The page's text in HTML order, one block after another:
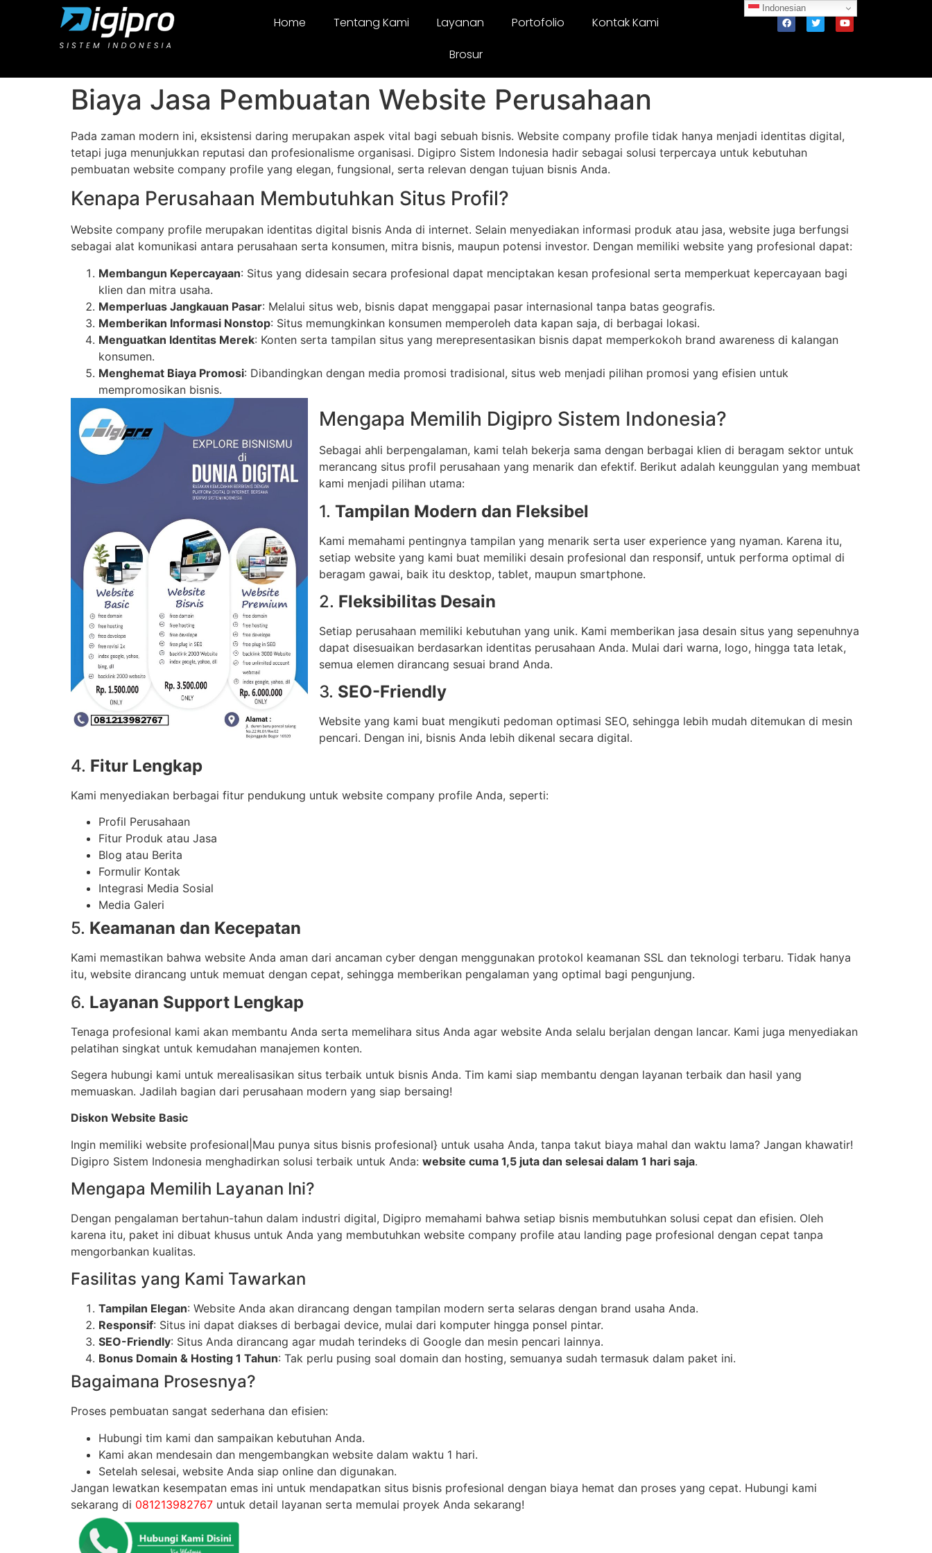
Home Tentang Kami Layanan Portofolio
Kontak Kami
Brosur
Biaya Jasa Pembuatan Website Perusahaan
Pada zaman modern ini, eksistensi daring merupakan aspek vital bagi sebuah bisnis. Website company profile tidak hanya menjadi identitas digital,
tetapi juga menunjukkan reputasi dan profesionalisme organisasi. Digipro Sistem Indonesia hadir sebagai solusi terpercaya untuk kebutuhan
pembuatan website company profile yang elegan, fungsional, serta relevan dengan tujuan bisnis Anda.
Kenapa Perusahaan Membutuhkan Situs Profil?
Website company profile merupakan identitas digital bisnis Anda di internet. Selain menyediakan informasi produk atau jasa, website juga berfungsi
sebagai alat komunikasi antara perusahaan serta konsumen, mitra bisnis, maupun potensi investor. Dengan memiliki website yang profesional dapat:
Membangun Kepercayaan: Situs yang didesain secara profesional dapat menciptakan kesan profesional serta memperkuat kepercayaan bagi
klien dan mitra usaha.
Memperluas Jangkauan Pasar: Melalui situs web, bisnis dapat menggapai pasar internasional tanpa batas geografis.
Memberikan Informasi Nonstop: Situs memungkinkan konsumen memperoleh data kapan saja, di berbagai lokasi.
Menguatkan Identitas Merek: Konten serta tampilan situs yang merepresentasikan bisnis dapat memperkokoh brand awareness di kalangan
konsumen.
Menghemat Biaya Promosi: Dibandingkan dengan media promosi tradisional, situs web menjadi pilihan promosi yang efisien untuk
mempromosikan bisnis.
Mengapa Memilih Digipro Sistem Indonesia?
Sebagai ahli berpengalaman, kami telah bekerja sama dengan berbagai klien di beragam sektor untuk
merancang situs profil perusahaan yang menarik dan efektif. Berikut adalah keunggulan yang membuat
kami menjadi pilihan utama:
1. Tampilan Modern dan Fleksibel
Kami memahami pentingnya tampilan yang menarik serta user experience yang nyaman. Karena itu,
setiap website yang kami buat memiliki desain profesional dan responsif, untuk performa optimal di
beragam gawai, baik itu desktop, tablet, maupun smartphone.
2. Fleksibilitas Desain
Setiap perusahaan memiliki kebutuhan yang unik. Kami memberikan jasa desain situs yang sepenuhnya
dapat disesuaikan berdasarkan identitas perusahaan Anda. Mulai dari warna, logo, hingga tata letak,
semua elemen dirancang sesuai brand Anda.
3. SEO-Friendly
Website yang kami buat mengikuti pedoman optimasi SEO, sehingga lebih mudah ditemukan di mesin
pencari. Dengan ini, bisnis Anda lebih dikenal secara digital.
4. Fitur Lengkap
Kami menyediakan berbagai fitur pendukung untuk website company profile Anda, seperti:
Profil Perusahaan
Fitur Produk atau Jasa
Blog atau Berita
Formulir Kontak
Integrasi Media Sosial
Media Galeri
5. Keamanan dan Kecepatan
Kami memastikan bahwa website Anda aman dari ancaman cyber dengan menggunakan protokol keamanan SSL dan teknologi terbaru. Tidak hanya
itu, website dirancang untuk memuat dengan cepat, sehingga memberikan pengalaman yang optimal bagi pengunjung.
6. Layanan Support Lengkap
Tenaga profesional kami akan membantu Anda serta memelihara situs Anda agar website Anda selalu berjalan dengan lancar. Kami juga menyediakan
pelatihan singkat untuk kemudahan manajemen konten.
Segera hubungi kami untuk merealisasikan situs terbaik untuk bisnis Anda. Tim kami siap membantu dengan layanan terbaik dan hasil yang
memuaskan. Jadilah bagian dari perusahaan modern yang siap bersaing!
Diskon Website Basic
Ingin memiliki website profesional|Mau punya situs bisnis profesional} untuk usaha Anda, tanpa takut biaya mahal dan waktu lama? Jangan khawatir!
Digipro Sistem Indonesia menghadirkan solusi terbaik untuk Anda: website cuma 1,5 juta dan selesai dalam 1 hari saja.
Mengapa Memilih Layanan Ini?
Dengan pengalaman bertahun-tahun dalam industri digital, Digipro memahami bahwa setiap bisnis membutuhkan solusi cepat dan efisien. Oleh
karena itu, paket ini dibuat khusus untuk Anda yang membutuhkan website company profile atau landing page profesional dengan cepat tanpa
mengorbankan kualitas.
Fasilitas yang Kami Tawarkan
Tampilan Elegan: Website Anda akan dirancang dengan tampilan modern serta selaras dengan brand usaha Anda.
Responsif: Situs ini dapat diakses di berbagai device, mulai dari komputer hingga ponsel pintar.
SEO-Friendly: Situs Anda dirancang agar mudah terindeks di Google dan mesin pencari lainnya.
Bonus Domain & Hosting 1 Tahun: Tak perlu pusing soal domain dan hosting, semuanya sudah termasuk dalam paket ini.
Bagaimana Prosesnya?
Proses pembuatan sangat sederhana dan efisien:
Hubungi tim kami dan sampaikan kebutuhan Anda.
Kami akan mendesain dan mengembangkan website dalam waktu 1 hari.
Setelah selesai, website Anda siap online dan digunakan.
Jangan lewatkan kesempatan emas ini untuk mendapatkan situs bisnis profesional dengan biaya hemat dan proses yang cepat. Hubungi kami
sekarang di 081213982767 untuk detail layanan serta memulai proyek Anda sekarang!
Indonesian